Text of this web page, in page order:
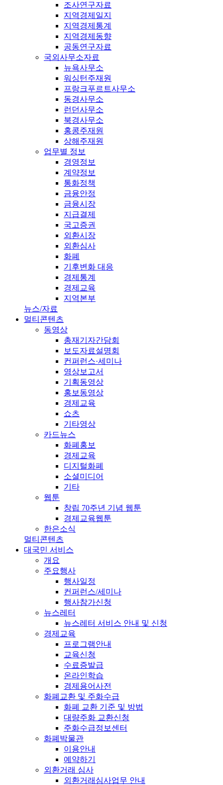
조사연구자료
지역경제일지
지역경제통계
지역경제동향
공동연구자료
국외사무소자료
뉴욕사무소
워싱턴주재원
프랑크푸르트사무소
동경사무소
런던사무소
북경사무소
홍콩주재원
상해주재원
업무별 정보
경영정보
계약정보
통화정책
금융안정
금융시장
지급결제
국고증권
외환시장
외환심사
화폐
기후변화 대응
경제통계
경제교육
지역본부
뉴스/자료
멀티콘텐츠
동영상
총재기자간담회
보도자료설명회
컨퍼런스·세미나
영상보고서
기획동영상
홍보동영상
경제교육
쇼츠
기타영상
카드뉴스
화폐홍보
경제교육
디지털화폐
소셜미디어
기타
웹툰
창립 70주년 기념 웹툰
경제교육웹툰
한은소식
멀티콘텐츠
대국민 서비스
개요
주요행사
행사일정
컨퍼런스/세미나
행사참가신청
뉴스레터
뉴스레터 서비스 안내 및 신청
경제교육
프로그램안내
교육신청
수료증발급
온라인학습
경제용어사전
화폐교환 및 주화수급
화폐 교환 기준 및 방법
대량주화 교환신청
주화수급정보센터
화폐박물관
이용안내
예약하기
외환거래 심사
외환거래심사업무 안내